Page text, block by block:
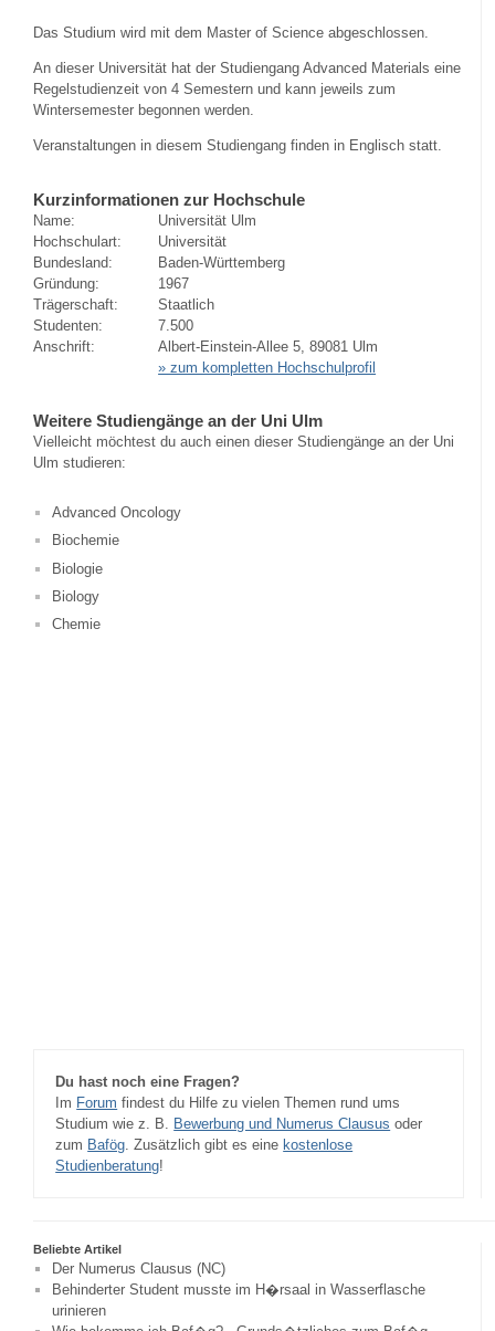
Das Studium wird mit dem Master of Science abgeschlossen.
An dieser Universität hat der Studiengang Advanced Materials eine
Regelstudienzeit von 4 Semestern und kann jeweils zum
Wintersemester begonnen werden.
Veranstaltungen in diesem Studiengang finden in Englisch statt.
Kurzinformationen zur Hochschule
Name:
Universität Ulm
Hochschulart:
Universität
Bundesland:
Baden-Württemberg
Gründung:
1967
Trägerschaft:
Staatlich
Studenten:
7.500
Anschrift:
Albert-Einstein-Allee 5, 89081 Ulm
» zum kompletten Hochschulprofil
Weitere Studiengänge an der Uni Ulm
Vielleicht möchtest du auch einen dieser Studiengänge an der Uni
Ulm studieren:
Advanced Oncology
Biochemie
Biologie
Biology
Chemie
Du hast noch eine Fragen?
Im Forum findest du Hilfe zu vielen Themen rund ums
Studium wie z. B. Bewerbung und Numerus Clausus oder
zum Bafög. Zusätzlich gibt es eine kostenlose
Studienberatung!
Beliebte Artikel
Der Numerus Clausus (NC)
Behinderter Student musste im H�rsaal in Wasserflasche
urinieren